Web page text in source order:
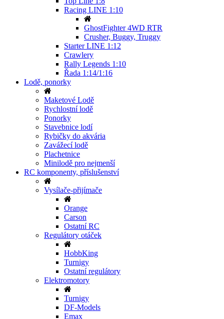
Racing LINE 1:10
GhostFighter 4WD RTR
Crusher, Buggy, Truggy
Starter LINE 1:12
Crawlery
Rally Legends 1:10
Řada 1:14/1:16
Lodě, ponorky
Maketové Lodě
Rychlostní lodě
Ponorky
Stavebnice lodí
Rybičky do akvária
Zavážecí lodě
Plachetnice
Minilodě pro nejmenší
RC komponenty, příslušenství
Vysílače-přijímače
Orange
Carson
Ostatní RC
Regulátory otáček
HobbKing
Turnigy
Ostatní regulátory
Elektromotory
Turnigy
DF-Models
Emax